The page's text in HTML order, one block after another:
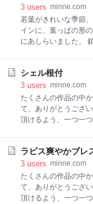
ミアビーズを編んで
ジャスター以外は肌
います。 薄紫のアク
色を基調に小さなお
い季節にひんやりと
ルビーズサイズ 大 直
分はボヘミアビーズ
ます。 アジャスター
で
3 users minne.com
若葉がきれいな季節
インに、葉っぱの形
にあしらいました。
しています。 鮮やか
す。 トップのスワロ
ェーン部分はビーズ
います。 アジャスタ
ズで作っています。
リーンのボヘミアン
み合わせています。
ーズを差し色に使用
栄えるネックレスで
イズ2.
シェル根付
3 users minne.com
たくさんの作品の中
て、ありがとうござ
頂けるよう、一つ一
引っ掻けたり、引っ
い。 〈ご注意〉他サ
チの差で他でご購入
は、一から作成いた
すことをご了解くだ
ラピス爽やかブレ
3 users minne.com
たくさんの作品の中
て、ありがとうござ
頂けるよう、一つ一